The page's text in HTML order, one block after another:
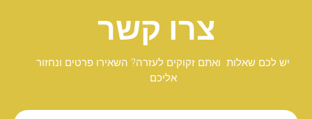
צרו קשר
יש לכם שאלות ואתם זקוקים לעזרה? השאירו פרטים ונחזור
אליכם